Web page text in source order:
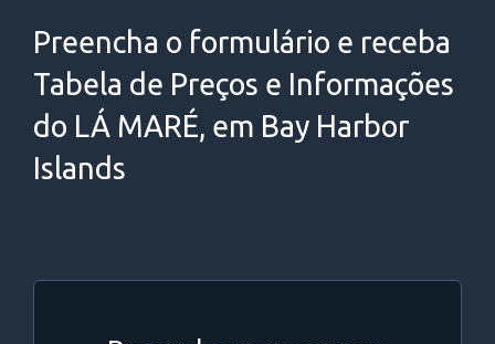
Preencha o formulário e receba
Tabela de Preços e Informações
do LÁ MARÉ, em Bay Harbor
Islands